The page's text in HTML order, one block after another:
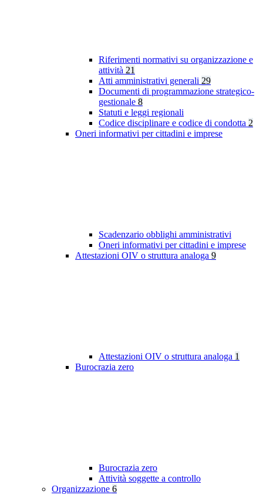
Riferimenti normativi su organizzazione e
attività 21
Atti amministrativi generali 29
Documenti di programmazione strategico-
gestionale 8
Statuti e leggi regionali
Codice disciplinare e codice di condotta 2
Oneri informativi per cittadini e imprese
Scadenzario obblighi amministrativi
Oneri informativi per cittadini e imprese
Attestazioni OIV o struttura analoga 9
Attestazioni OIV o struttura analoga 1
Burocrazia zero
Burocrazia zero
Attività soggette a controllo
Organizzazione 6